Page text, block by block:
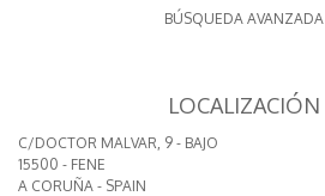
BÚSQUEDA AVANZADA
LOCALIZACIÓN
C/DOCTOR MALVAR, 9 - BAJO
15500 - FENE
A CORUÑA - SPAIN